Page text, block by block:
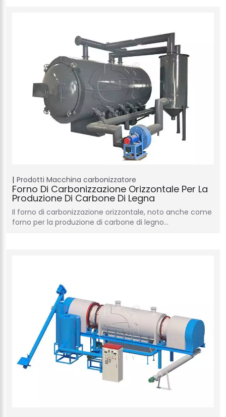
Prodotti Macchina carbonizzatore
Forno Di Carbonizzazione Orizzontale Per La
Produzione Di Carbone Di Legna
Il forno di carbonizzazione orizzontale, noto anche come
forno per la produzione di carbone di legno…